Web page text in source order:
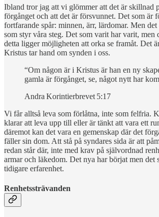
Ibland tror jag att vi glömmer att det är skillnad
förgånget och att det är försvunnet. Det som är
fortfarande spår: minnen, ärr, lärdomar. Men
som styr våra steg. Det som varit har varit, men
detta ligger möjligheten att orka se framåt. Det
Kristus tar hand om synden i oss.
“Om någon är i Kristus är han en ny
gamla är förgånget, se, något nytt har
Andra Korintierbrevet 5:17
Vi får alltså leva som förlåtna, inte som felfria.
klarar att leva upp till eller är tänkt att vara ett
däremot kan det vara en gemenskap där det
fäller sin dom. Att stå på syndares sida är att
redan står där, inte med krav på självordnad
armar och läkedom. Det nya har börjat men det
tidigare erfarenhet.
Renhetssträvanden